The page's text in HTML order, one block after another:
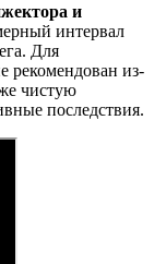
и
интервал
Для
рекомендован из-
чистую
последствия.